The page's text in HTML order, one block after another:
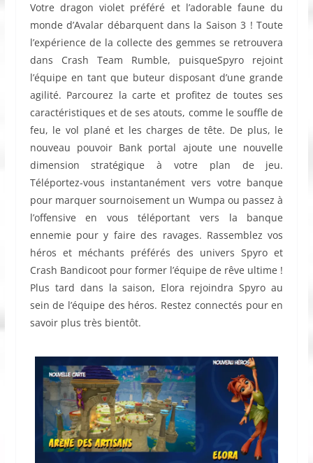
Votre dragon violet préféré et l’adorable faune du
monde d’Avalar débarquent dans la Saison 3 ! Toute
l’expérience de la collecte des gemmes se retrouvera
dans Crash Team Rumble, puisqueSpyro rejoint
l’équipe en tant que buteur disposant d’une grande
agilité. Parcourez la carte et profitez de toutes ses
caractéristiques et de ses atouts, comme le souffle de
feu, le vol plané et les charges de tête. De plus, le
nouveau pouvoir Bank portal ajoute une nouvelle
dimension stratégique à votre plan de jeu.
Téléportez-vous instantanément vers votre banque
pour marquer sournoisement un Wumpa ou passez à
l’offensive en vous téléportant vers la banque
ennemie pour y faire des ravages. Rassemblez vos
héros et méchants préférés des univers Spyro et
Crash Bandicoot pour former l’équipe de rêve ultime !
Plus tard dans la saison, Elora rejoindra Spyro au
sein de l’équipe des héros. Restez connectés pour en
savoir plus très bientôt.